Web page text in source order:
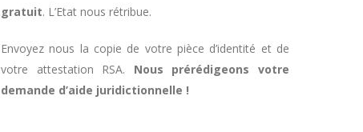
gratuit. L’Etat nous rétribue.
Envoyez nous la copie de votre pièce d’identité et de
votre attestation RSA. Nous prérédigeons votre
demande d’aide juridictionnelle !